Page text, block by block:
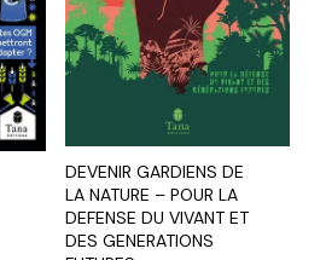
DEVENIR GARDIENS DE
LA NATURE – POUR LA
DEFENSE DU VIVANT ET
DES GENERATIONS